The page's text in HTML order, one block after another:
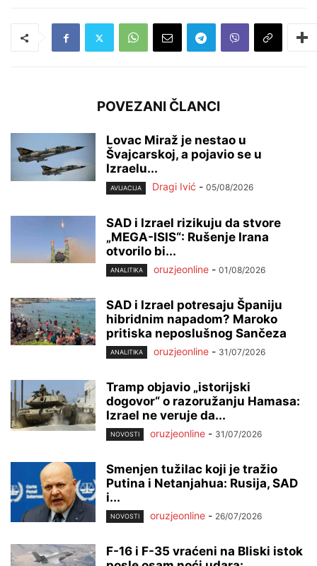
POVEZANI ČLANCI
Lovac Miraž je nestao u
Švajcarskoj, a pojavio se u
Izraelu...
AVIJACIJA Dragi Ivić - 05/08/2026
SAD i Izrael rizikuju da stvore
„MEGA-ISIS“: Rušenje Irana
otvorilo bi...
ANALITIKA oruzjeonline - 01/08/2026
SAD i Izrael potresaju Španiju
hibridnim napadom? Maroko
pritiska neposlušnog Sančeza
ANALITIKA oruzjeonline - 31/07/2026
Tramp objavio „istorijski
dogovor“ o razoružanju Hamasa:
Izrael ne veruje da...
NOVOSTI oruzjeonline - 31/07/2026
Smenjen tužilac koji je tražio
Putina i Netanjahua: Rusija, SAD
i...
NOVOSTI oruzjeonline - 26/07/2026
F-16 i F-35 vraćeni na Bliski istok